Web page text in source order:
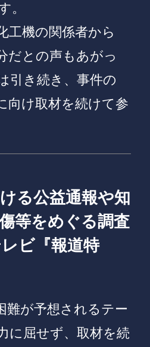
。
工機の関係者から
だとの声もあがっ
引き続き、事件の
向け取材を続けて参
る公益通報や知
等をめぐる調査
ビ『報道特
が予想されるテー
に屈せず、取材を続